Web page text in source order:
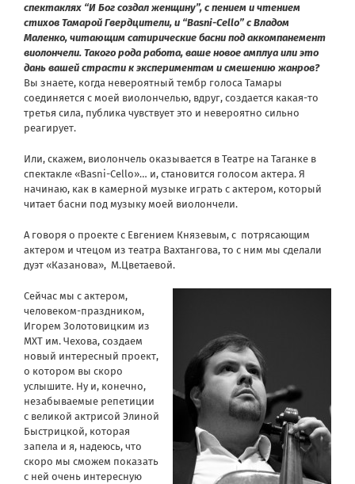
спектаклях “И Бог создал женщину”, с пением и чтением
стихов Тамарой Гвердцители, и “Basni-Cello” с Владом
Маленко, читающим сатирические басни под аккомпанемент
виолончели. Такого рода работа, ваше новое амплуа или это
дань вашей страсти к экспериментам и смешению жанров?
Вы знаете, когда невероятный тембр голоса Тамары
соединяется с моей виолончелью, вдруг, создается какая-то
третья сила, публика чувствует это и невероятно сильно
реагирует.
Или, скажем, виолончель оказывается в Театре на Таганке в
спектакле «Basni-Cello»… и, становится голосом актера. Я
начинаю, как в камерной музыке играть с актером, который
читает басни под музыку моей виолончели.
А говоря о проекте с Евгением Князевым, с потрясающим
актером и чтецом из театра Вахтангова, то с ним мы сделали
дуэт «Казанова», М.Цветаевой.
Сейчас мы с актером,
человеком-праздником,
Игорем Золотовицким из
МХТ им. Чехова, создаем
новый интересный проект,
о котором вы скоро
услышите. Ну и, конечно,
незабываемые репетиции
с великой актрисой Элиной
Быстрицкой, которая
запела и я, надеюсь, что
скоро мы сможем показать
с ней очень интересную